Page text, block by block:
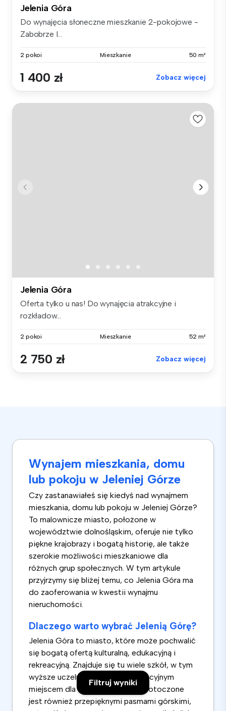
Filtruj wyniki
Jelenia Góra
Do wynajęcia słoneczne mieszkanie 2-pokojowe -
Zabobrze I...
2 pokoi Mieszkanie 50 m²
1 400 zł Zobacz więcej
Jelenia Góra
Oferta tylko u nas! Do wynajęcia atrakcyjne i
rozkładow...
2 pokoi Mieszkanie 52 m²
2 750 zł Zobacz więcej
Wynajem mieszkania, domu
lub pokoju w Jeleniej Górze
Czy zastanawiałeś się kiedyś nad wynajmem
mieszkania, domu lub pokoju w Jeleniej Górze?
To malownicze miasto, położone w
województwie dolnośląskim, oferuje nie tylko
piękne krajobrazy i bogatą historię, ale także
szerokie możliwości mieszkaniowe dla
różnych grup społecznych. W tym artykule
przyjrzymy się bliżej temu, co Jelenia Góra ma
do zaoferowania w kwestii wynajmu
nieruchomości.
Dlaczego warto wybrać Jelenią Górę?
Jelenia Góra to miasto, które może pochwalić
się bogatą ofertą kulturalną, edukacyjną i
rekreacyjną. Znajduje się tu wiele szkół, w tym
wyższe uczelnie, co czyni je atrakcyjnym
miejscem dla studentów. Miasto otoczone
jest również przepięknymi pasmami górskimi,